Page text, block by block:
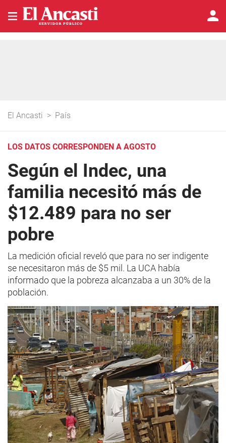
El Ancasti > País
LOS DATOS CORRESPONDEN A AGOSTO
Según el Indec, una
familia necesitó más de
$12.489 para no ser
pobre
La medición oficial reveló que para no ser indigente
se necesitaron más de $5 mil. La UCA había
informado que la pobreza alcanzaba a un 30% de la
población.